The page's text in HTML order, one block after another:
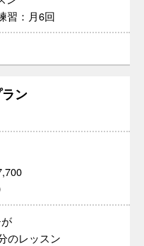
習：月6回
ン
のレッスン